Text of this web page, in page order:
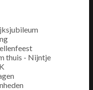
thuis - Nijntje